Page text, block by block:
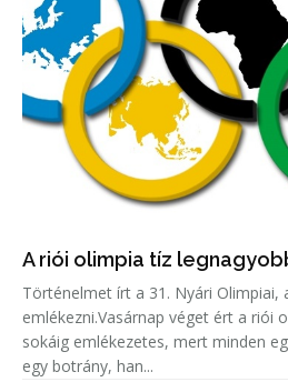
A riói olimpia tíz
Történelmet írt a 31. Nyári Olimpiai,
emlékezni.Vasárnap véget ért a riói
sokáig emlékezetes, mert minden
egy botrány, han...